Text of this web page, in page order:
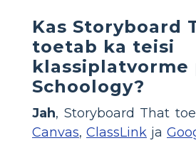
Kas Storyboard
toetab ka teisi
klassiplatvorme
Schoology?
Jah, Storyboard That
Canvas, ClassLink ja